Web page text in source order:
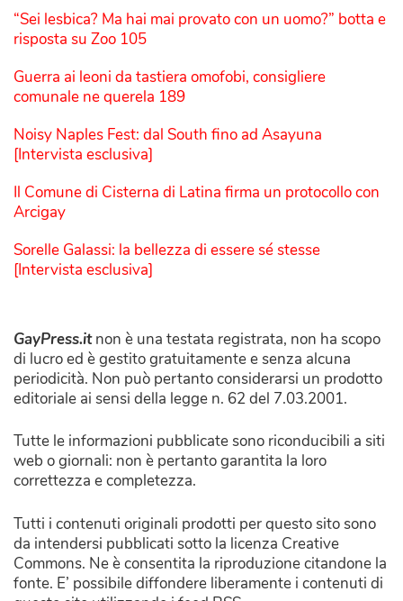
“Sei lesbica? Ma hai mai provato con un uomo?” botta e
risposta su Zoo 105
Guerra ai leoni da tastiera omofobi, consigliere
comunale ne querela 189
Noisy Naples Fest: dal South fino ad Asayuna
[Intervista esclusiva]
Il Comune di Cisterna di Latina firma un protocollo con
Arcigay
Sorelle Galassi: la bellezza di essere sé stesse
[Intervista esclusiva]
GayPress.itnon è una testata registrata, non ha scopo
di lucro ed è gestito gratuitamente e senza alcuna
periodicità. Non può pertanto considerarsi un prodotto
editoriale ai sensi della legge n. 62 del 7.03.2001.
Tutte le informazioni pubblicate sono riconducibili a siti
web o giornali: non è pertanto garantita la loro
correttezza e completezza.
Tutti i contenuti originali prodotti per questo sito sono
da intendersi pubblicati sotto la licenza Creative
Commons. Ne è consentita la riproduzione citandone la
fonte. E’ possibile diffondere liberamente i contenuti di